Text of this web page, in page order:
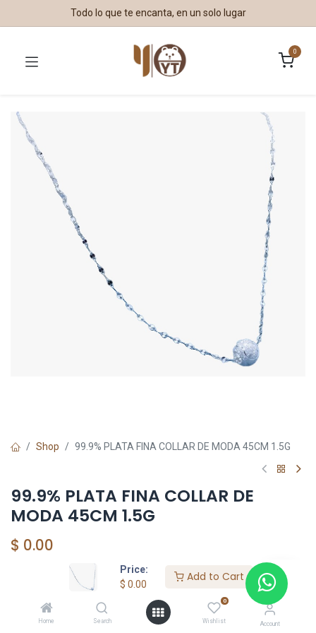
Price:
$ 0.00
Add to Cart
Home Search
0
Wishlist Account
Todo lo que te encanta, en un solo lugar
0
Shop 99.9% PLATA FINA COLLAR DE MODA 45CM 1.5G
99.9% PLATA FINA COLLAR DE
MODA 45CM 1.5G
$ 0.00
Add to Cart
Agregar a la lista de deseos